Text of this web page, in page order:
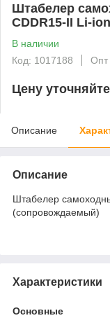
Штабелер
CDDR15-II Li-
В наличии
Код: 1017188
Опт
Цену уточняйте
Описание
Описание
Штабелер
(сопровождаемый)
Характеристики
Основные